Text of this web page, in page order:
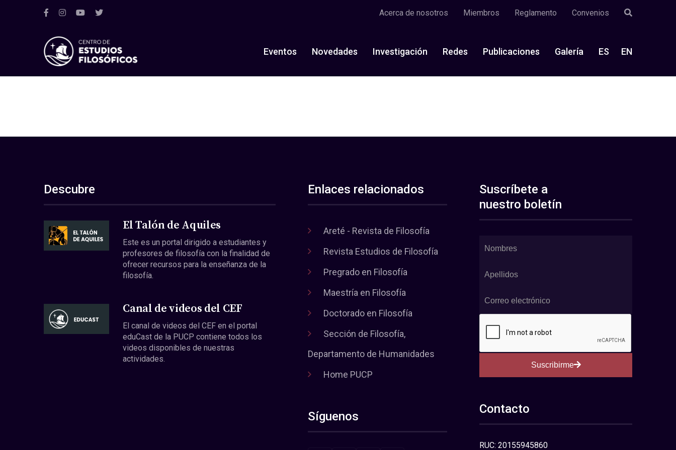
Acerca de nosotros Miembros Reglamento Convenios
Eventos Novedades Investigación Redes Publicaciones Galería ES EN
Descubre
El Talón de Aquiles
Este es un portal dirigido a estudiantes y
profesores de filosofía con la finalidad de
ofrecer recursos para la enseñanza de la
filosofía.
Canal de videos del CEF
El canal de videos del CEF en el portal
eduCast de la PUCP contiene todos los
videos disponibles de nuestras
actividades.
Enlaces relacionados
Areté - Revista de Filosofía
Revista Estudios de Filosofía
Pregrado en Filosofía
Maestría en Filosofía
Doctorado en Filosofía
Sección de Filosofía,
Departamento de Humanidades
Home PUCP
Síguenos
Suscríbete a
nuestro boletín
Suscribirme
Contacto
RUC: 20155945860